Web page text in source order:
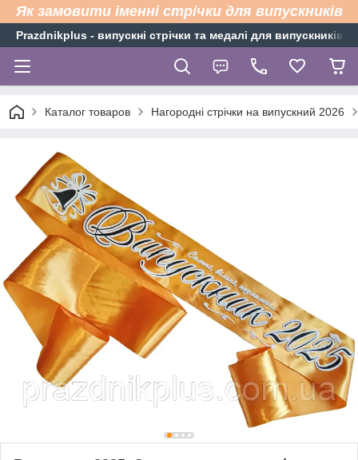
Як замовити іменні стрічки для випускників
Рrazdnikplus - випускні стрічки та медалі для випускників
Каталог товаров Нагородні стрічки на випускний 2026